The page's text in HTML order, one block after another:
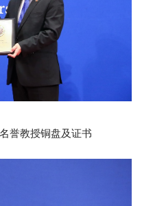
誉教授铜盘及证书